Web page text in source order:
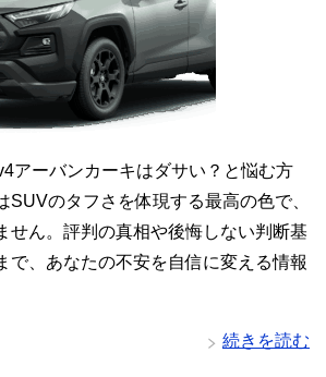
アーバンカーキはダサい？と悩む方
SUVのタフさを体現する最高の色で、
せん。評判の真相や後悔しない判断基
で、あなたの不安を自信に変える情報
続きを読む